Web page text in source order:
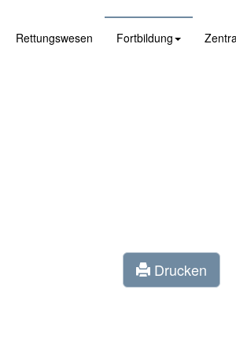
Rettungswesen Fortbildung
Drucken